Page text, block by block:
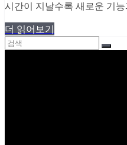
시간이 지날수록 새로운 기
더 읽어보기